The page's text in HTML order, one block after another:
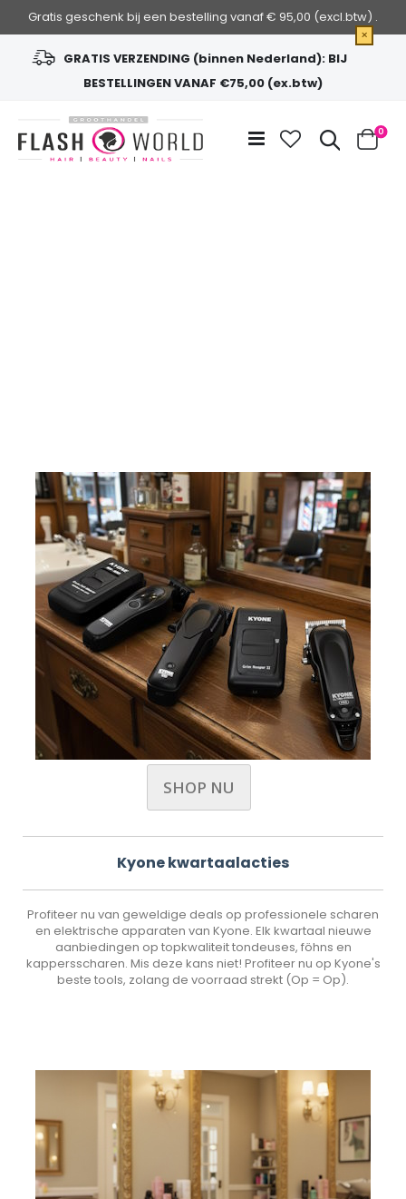
Gratis geschenk bij een bestelling vanaf € 95,00 (excl.btw) .
×
GRATIS VERZENDING (binnen Nederland): BIJ
BESTELLINGEN VANAF €75,00 (ex.btw)
de
inhoud
Zoek
Cart
0
SHOP NU
Kyone kwartaalacties
Profiteer nu van geweldige deals op professionele scharen
en elektrische apparaten van Kyone. Elk kwartaal nieuwe
aanbiedingen op topkwaliteit tondeuses, föhns en
kappersscharen. Mis deze kans niet! Profiteer nu op Kyone's
beste tools, zolang de voorraad strekt (Op = Op).